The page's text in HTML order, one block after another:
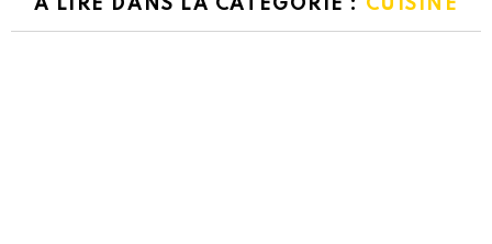
A LIRE DANS LA CATÉGORIE : CUISINE